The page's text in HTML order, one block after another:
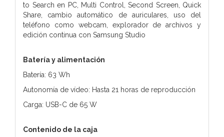
to Search en PC, Multi Control, Second Screen, Quick
Share, cambio automático de auriculares, uso del
teléfono como webcam, explorador de archivos y
edición continua con Samsung Studio
Batería y alimentación
Batería: 63 Wh
Autonomía de vídeo: Hasta 21 horas de reproducción
Carga: USB-C de 65 W
Contenido de la caja